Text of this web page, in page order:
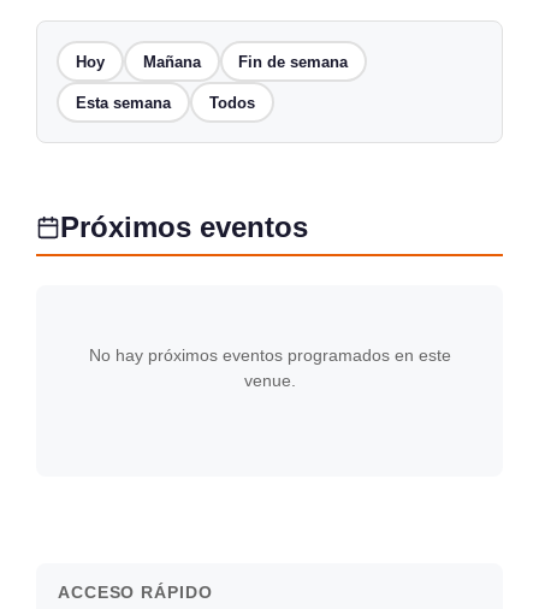
Hoy Mañana Fin de semana
Esta semana Todos
Próximos eventos
No hay próximos eventos programados en este
venue.
ACCESO RÁPIDO